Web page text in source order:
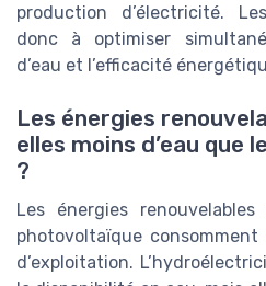
production d’électricité.
donc à optimiser
d’eau et l’efficacité
Les énergies
elles moins d’eau que
?
Les énergies renouvelables
photovoltaïque consomment
d’exploitation.